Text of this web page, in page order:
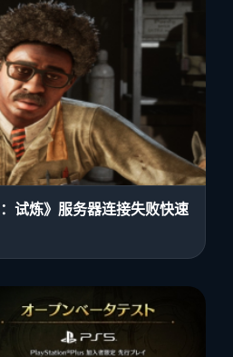
试炼》服务器连接失败快速